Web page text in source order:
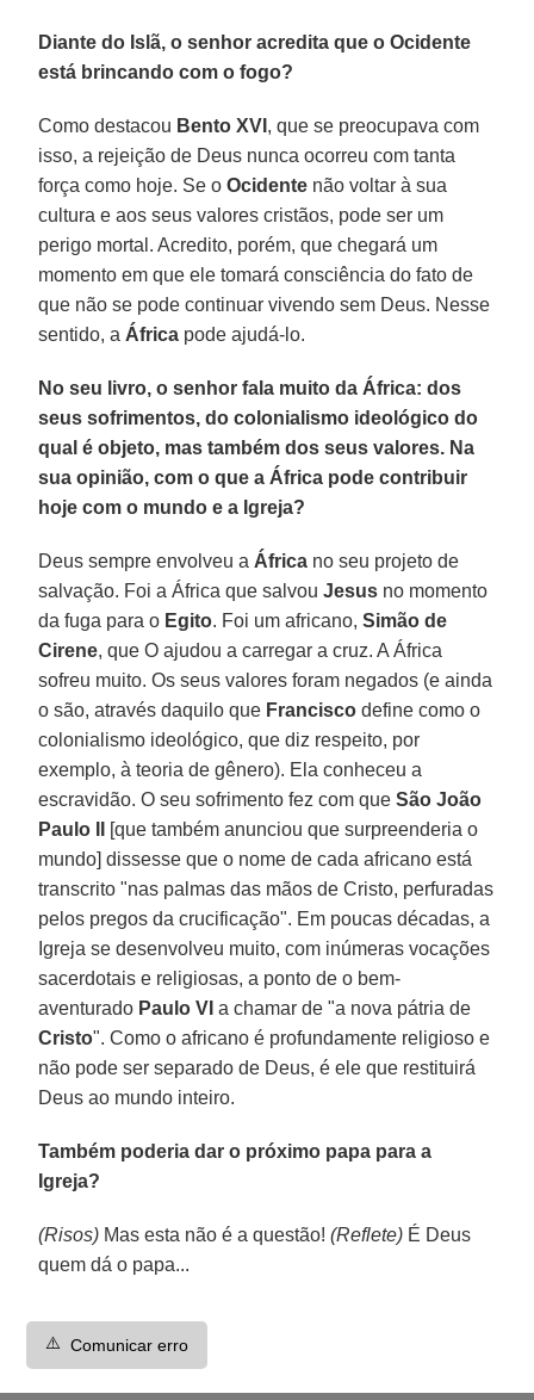
Diante do Islã, o senhor acredita que o Ocidente
está brincando com o fogo?
Como destacou Bento XVI , que se preocupava com
isso, a rejeição de Deus nunca ocorreu com tanta
força como hoje. Se oOcidente não voltar à sua
cultura e aos seus valores cristãos, pode ser um
perigo mortal. Acredito, porém, que chegará um
momento em que ele tomará consciência do fato de
que não se pode continuar vivendo sem Deus. Nesse
sentido, a África pode ajudá-lo.
No seu livro, o senhor fala muito da África: dos
seus sofrimentos, do colonialismo ideológico do
qual é objeto, mas também dos seus valores. Na
sua opinião, com o que a África pode contribuir
hoje com o mundo e a Igreja?
Deus sempre envolveu a África no seu projeto de
salvação. Foi a África que salvouJesus no momento
da fuga para o Egito. Foi um africano,Simão de
Cirene, que O ajudou a carregar a cruz. A África
sofreu muito. Os seus valores foram negados (e ainda
o são, através daquilo que Francisco define como o
colonialismo ideológico, que diz respeito, por
exemplo, à teoria de gênero). Ela conheceu a
escravidão. O seu sofrimento fez com queSão João
Paulo II
[que também anunciou que surpreenderia o
mundo] dissesse que o nome de cada africano está
transcrito "nas palmas das mãos de Cristo, perfuradas
pelos pregos da crucificação". Em poucas décadas, a
Igreja se desenvolveu muito, com inúmeras vocações
sacerdotais e religiosas, a ponto de o bem-
aventurado Paulo VI a chamar de "a nova pátria de
Cristo". Como o africano é profundamente religioso e
não pode ser separado de Deus, é ele que restituirá
Deus ao mundo inteiro.
Também poderia dar o próximo papa para a
Igreja?
(Risos) Mas esta não é a questão!(Reflete) É Deus
quem dá o papa...
⚠️ Comunicar erro